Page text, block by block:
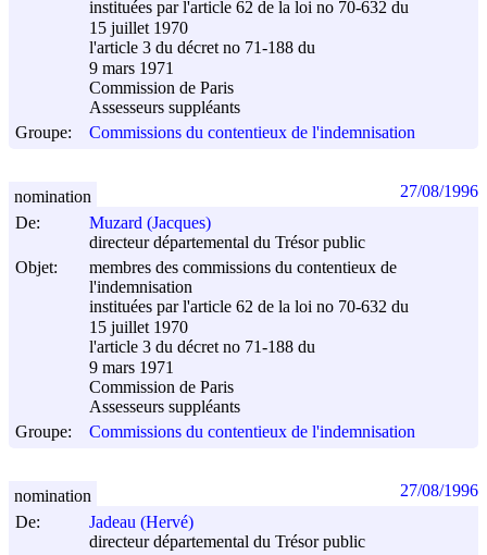
instituées par l'article 62 de la loi no 70-632 du
15 juillet 1970
l'article 3 du décret no 71-188 du
9 mars 1971
Commission de Paris
Assesseurs suppléants
Groupe:
Commissions du contentieux de l'indemnisation
De:
Muzard (Jacques)
directeur départemental du Trésor public
Objet:
membres des commissions du contentieux de
l'indemnisation
instituées par l'article 62 de la loi no 70-632 du
15 juillet 1970
l'article 3 du décret no 71-188 du
9 mars 1971
Commission de Paris
Assesseurs suppléants
Groupe:
Commissions du contentieux de l'indemnisation
nomination 27/08/1996
De:
Jadeau (Hervé)
directeur départemental du Trésor public
nomination 27/08/1996